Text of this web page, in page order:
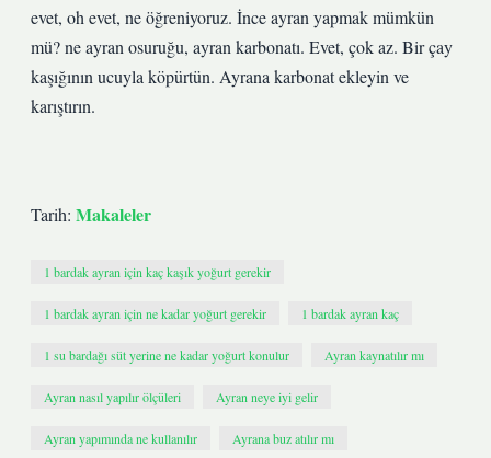
evet, oh evet, ne öğreniyoruz. İnce ayran yapmak mümkün
mü? ne ayran osuruğu, ayran karbonatı. Evet, çok az. Bir çay
kaşığının ucuyla köpürtün. Ayrana karbonat ekleyin ve
karıştırın.
Tarih: Makaleler
1 bardak ayran için kaç kaşık yoğurt gerekir
1 bardak ayran için ne kadar yoğurt gerekir 1 bardak ayran kaç
1 su bardağı süt yerine ne kadar yoğurt konulur Ayran kaynatılır mı
Ayran nasıl yapılır ölçüleri Ayran neye iyi gelir
Ayran yapımında ne kullanılır Ayrana buz atılır mı